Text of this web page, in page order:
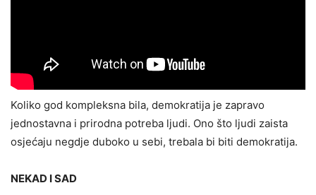
Koliko god kompleksna bila, demokratija je zapravo
jednostavna i prirodna potreba ljudi. Ono što ljudi zaista
osjećaju negdje duboko u sebi, trebala bi biti demokratija.
NEKAD I SAD